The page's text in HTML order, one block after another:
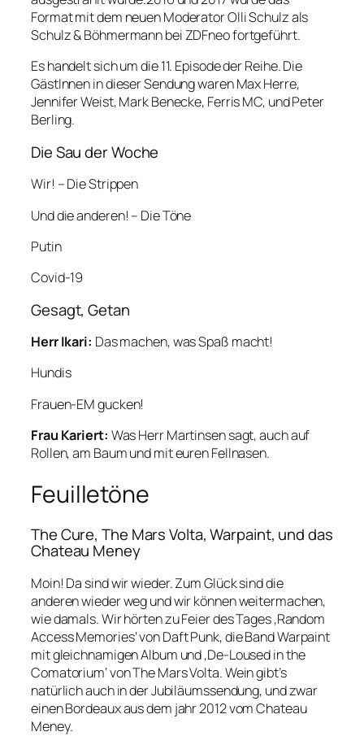
Format mit dem neuen Moderator Olli Schulz als
Schulz & Böhmermann bei ZDFneo fortgeführt.
Es handelt sich um die 11. Episode der Reihe. Die
GästInnen in dieser Sendung waren Max Herre,
Jennifer Weist, Mark Benecke, Ferris MC, und Peter
Berling.
Die Sau der Woche
Wir! – Die Strippen
Und die anderen! – Die Töne
Putin
Covid-19
Gesagt, Getan
Herr Ikari: Das machen, was Spaß macht!
Hundis
Frauen-EM gucken!
Frau Kariert: Was Herr Martinsen sagt, auch auf
Rollen, am Baum und mit euren Fellnasen.
Feuilletöne
The Cure, The Mars Volta, Warpaint, und das
Chateau Meney
Moin! Da sind wir wieder. Zum Glück sind die
anderen wieder weg und wir können weitermachen,
wie damals. Wir hörten zu Feier des Tages ‚Random
Access Memories‘ von Daft Punk, die Band Warpaint
mit gleichnamigen Album und ‚De-Loused in the
Comatorium‘ von The Mars Volta. Wein gibt’s
natürlich auch in der Jubiläumssendung, und zwar
einen Bordeaux aus dem jahr 2012 vom Chateau
Meney.